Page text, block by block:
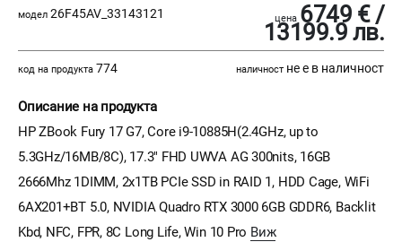
модел 26F45AV_33143121 цена 6749 € /
13199.9 лв.
код на продукта 774 наличност не е в наличност
Описание на продукта
HP ZBook Fury 17 G7, Core i9-10885H(2.4GHz, up to
5.3GHz/16MB/8C), 17.3" FHD UWVA AG 300nits, 16GB
2666Mhz 1DIMM, 2x1TB PCIe SSD in RAID 1, HDD Cage, WiFi
6AX201+BT 5.0, NVIDIA Quadro RTX 3000 6GB GDDR6, Backlit
Kbd, NFC, FPR, 8C Long Life, Win 10 Pro Виж